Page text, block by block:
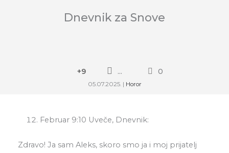
Dnevnik za Snove
+9 ... 0
05.07.2025. | Horor
Februar 9:10 Uveče, Dnevnik:
Zdravo! Ja sam Aleks, skoro smo ja i moj prijatelj